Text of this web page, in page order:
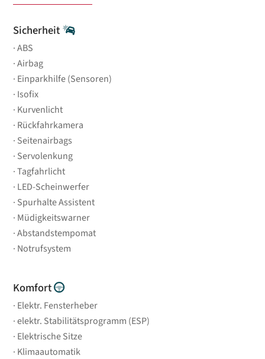
Sicherheit
ABS
Airbag
Einparkhilfe (Sensoren)
Isofix
Kurvenlicht
Rückfahrkamera
Seitenairbags
Servolenkung
Tagfahrlicht
LED-Scheinwerfer
Spurhalte Assistent
Müdigkeitswarner
Abstandstempomat
Notrufsystem
Komfort
Elektr. Fensterheber
elektr. Stabilitätsprogramm (ESP)
Elektrische Sitze
Klimaautomatik